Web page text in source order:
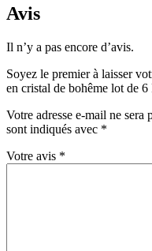
Avis
Il n’y a pas encore d’avis.
Soyez le premier à laisser
en cristal de bohême lot de
Votre adresse e-mail ne sera
sont indiqués avec *
Votre avis *